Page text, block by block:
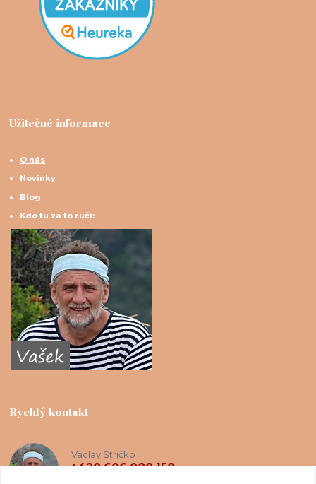
Užitečné informace
O nás
Novinky
Blog
Kdo tu za to ručí:
Rychlý kontakt
Václav Stričko
+420 606 088 158